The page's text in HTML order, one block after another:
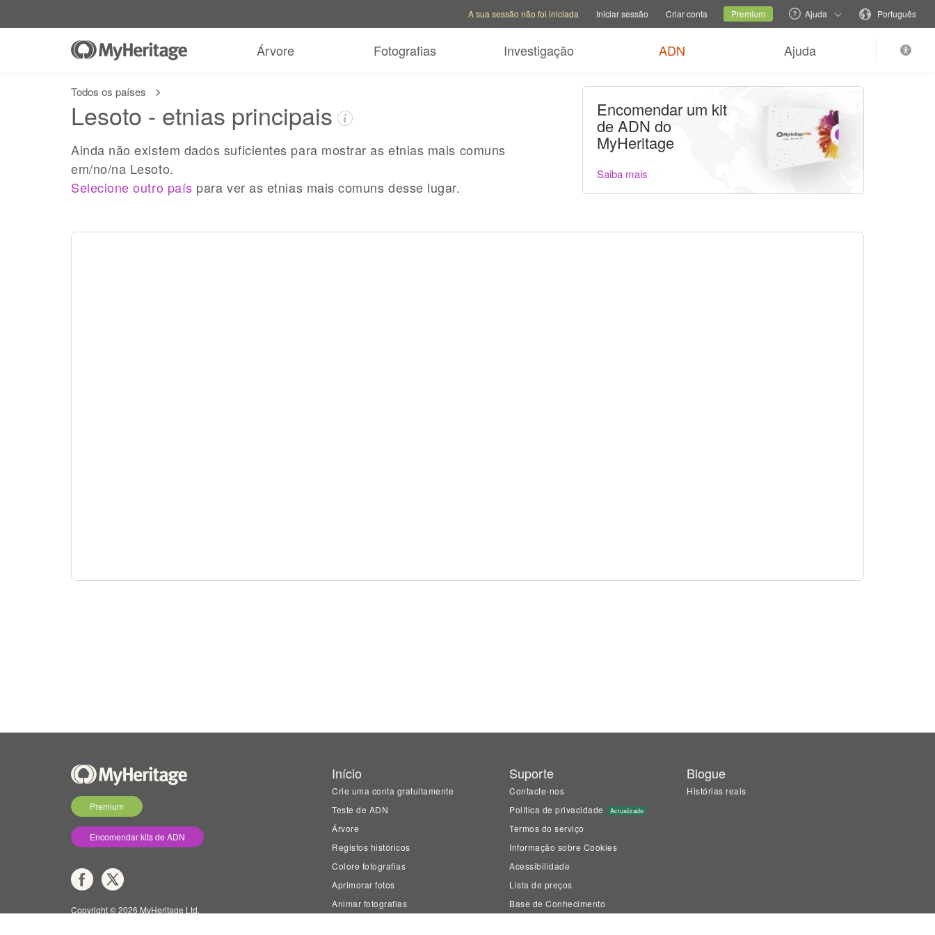
Mudar o idioma
A sua sessão não foi iniciada Iniciar sessão Criar conta Premium Ajuda Português
Árvore Fotografias Investigação ADN Ajuda
Todos os países
Lesoto - etnias principais
Ainda não existem dados suficientes para mostrar as etnias mais comuns
em/no/na Lesoto.
Selecione outro país para ver as etnias mais comuns desse lugar.
Encomendar um kit
de ADN do
MyHeritage
Saiba mais
Premium
Encomendar kits de ADN
Copyright © 2026 MyHeritage Ltd.
Início
Crie uma conta gratuitamente
Teste de ADN
Árvore
Registos históricos
Colore fotografias
Aprimorar fotos
Animar fotografias
Suporte
Contacte-nos
Política de privacidade
Actualizado
Termos do serviço
Informação sobre Cookies
Acessibilidade
Lista de preços
Base de Conhecimento
Blogue
Histórias reais